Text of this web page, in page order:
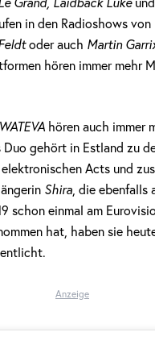
in den Radioshows von
oder auch Martin
hören immer mehr
WATEVA hören auch immer
Duo gehört in Estland zu
Acts und
Shira, die ebenfalls
schon einmal am
hat, haben sie
Anzeige